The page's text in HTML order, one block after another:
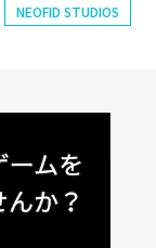
NEOFID STUDIOS